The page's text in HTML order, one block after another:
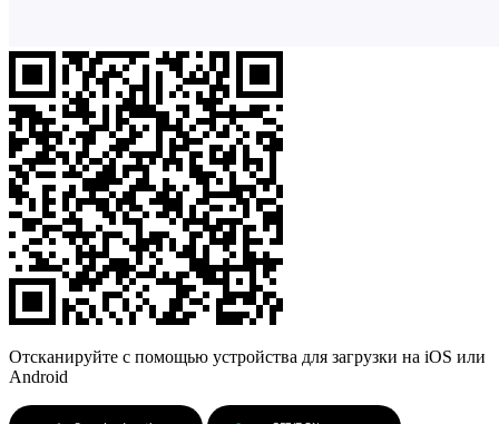
Отсканируйте с помощью устройства для загрузки на iOS или
Android